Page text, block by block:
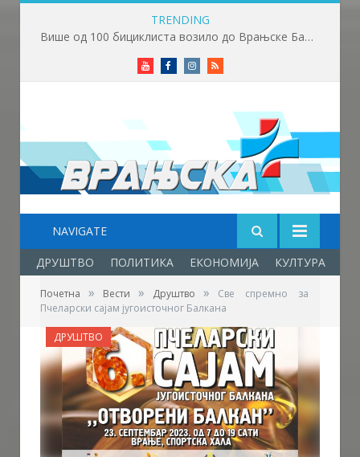
TRENDING
Више од 100 бициклиста возило до Врањске Бање
YoutubeFacebookInstagram
RSS
NAVIGATE
ДРУШТВО ПОЛИТИКА ЕКОНОМИЈА КУЛТУРА
Почетна » Вести » Друштво »
Све спремно за
Пчеларски сајам југоисточног Балкана
ДРУШТВО